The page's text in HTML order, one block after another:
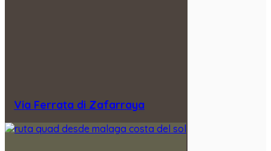
Via Ferrata di Zafarraya